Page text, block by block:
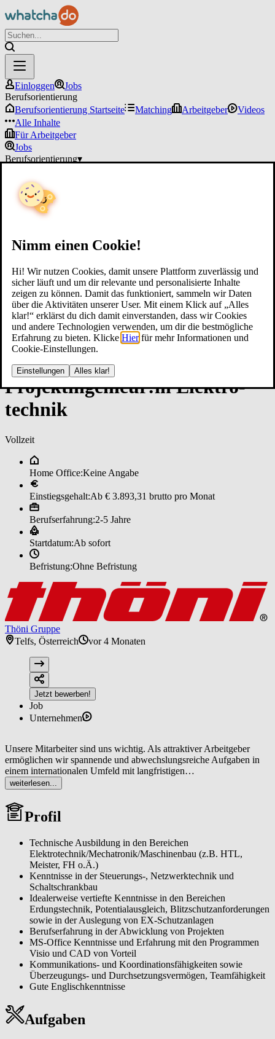
Nimm einen Cookie!
Hi! Wir nutzen Cookies, damit unsere Plattform zuverlässig und
sicher läuft und um dir relevante und personalisierte Inhalte
zeigen zu können. Damit das funktioniert, sammeln wir Daten
über die Aktivitäten unserer User. Mit einem Klick auf „Alles
klar!“ erklärst du dich damit einverstanden, dass wir Cookies
und andere Technologien verwenden, um dir die bestmögliche
Erfahrung zu bieten. Klicke Hier für mehr Informationen und
Cookie-Einstellungen.
Einstellungen Alles klar!
Einloggen
Jobs
Berufsorientierung
Berufsorientierung Startseite
Matching Arbeitgeber
Videos
Alle Inhalte
Für Arbeitgeber
Jobs
Berufsorientierung▾
Pro­jekt­in­ge­nieur:in ­Elek­tro­
tech­nik
Vollzeit
Home Office:Keine Angabe
Einstiegsgehalt:Ab € 3.893,31 brutto pro Monat
Berufserfahrung:2-5 Jahre
Startdatum:Ab sofort
Befristung:Ohne Befristung
Thöni Gruppe
Telfs, Österreich
vor 4 Monaten
Jetzt bewerben!
Job
Unternehmen
Unsere Mitarbeiter sind uns wichtig. Als attraktiver Arbeitgeber
ermöglichen wir spannende und abwechslungsreiche Aufgaben in
einem internationalen Umfeld mit langfristigen
Entwicklungsmöglichkeiten. Wir legen großen Wert auf ein
wertschätzendes Miteinander und teamorientierte Zusammenarbeit.
Darüber hinaus setzen wir uns aktiv für Nachhaltigkeit und
Umweltschutz ein, indem wir ressourcenschonende Prozesse
ökologischen Fußabdrucks arbeiten.
weiterlesen...
Profil
Technische Ausbildung in den Bereichen
Elektrotechnik/Mechatronik/Maschinenbau (z.B. HTL,
Meister, FH o.Ä.)
Kenntnisse in der Steuerungs-, Netzwerktechnik und
Schaltschrankbau
Idealerweise vertiefte Kenntnisse in den Bereichen
Erdungstechnik, Potentialausgleich, Blitzschutzanforderungen
sowie in der Auslegung von EX-Schutzanlagen
Berufserfahrung in der Abwicklung von Projekten
MS-Office Kenntnisse und Erfahrung mit den Programmen
Visio und CAD von Vorteil
Kommunikations- und Koordinationsfähigkeiten sowie
Überzeugungs- und Durchsetzungsvermögen, Teamfähigkeit
Gute Englischkenntnisse
Aufgaben